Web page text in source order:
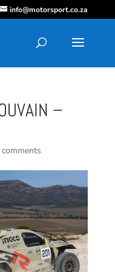
info@motorsport.co.za
–